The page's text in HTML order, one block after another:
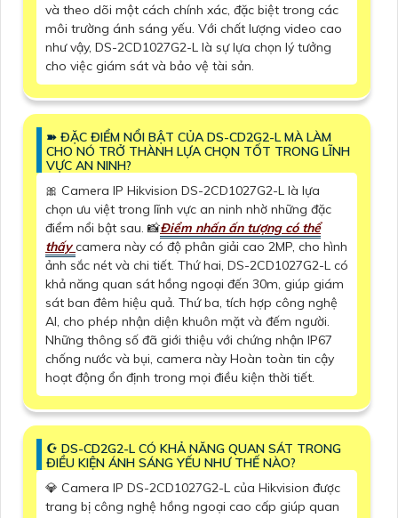
và theo dõi một cách chính xác, đặc biệt trong các
môi trường ánh sáng yếu. Với chất lượng video cao
như vậy, DS-2CD1027G2-L là sự lựa chọn lý tưởng
cho việc giám sát và bảo vệ tài sản.
➽ ĐẶC ĐIỂM NỔI BẬT CỦA DS-CD2G2-L MÀ LÀM
CHO NÓ TRỞ THÀNH LỰA CHỌN TỐT TRONG LĨNH
VỰC AN NINH?
🎀 Camera IP Hikvision DS-2CD1027G2-L là lựa
chọn ưu việt trong lĩnh vực an ninh nhờ những đặc
điểm nổi bật sau. 📸Điểm nhấn ấn tượng có thể
thấycamera này có độ phân giải cao 2MP, cho hình
ảnh sắc nét và chi tiết. Thứ hai, DS-2CD1027G2-L có
khả năng quan sát hồng ngoại đến 30m, giúp giám
sát ban đêm hiệu quả. Thứ ba, tích hợp công nghệ
AI, cho phép nhận diện khuôn mặt và đếm người.
Những thông số đã giới thiệu với chứng nhận IP67
chống nước và bụi, camera này Hoàn toàn tin cậy
hoạt động ổn định trong mọi điều kiện thời tiết.
☪ DS-CD2G2-L CÓ KHẢ NĂNG QUAN SÁT TRONG
ĐIỀU KIỆN ÁNH SÁNG YẾU NHƯ THẾ NÀO?
💎 Camera IP DS-2CD1027G2-L của Hikvision được
trang bị công nghệ hồng ngoại cao cấp giúp quan